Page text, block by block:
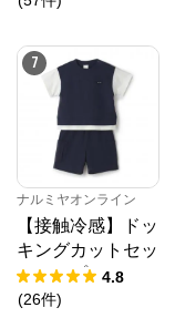
7
ナルミヤオンライン
【接触冷感】ドッ
キングカットセッ
トアップ
4.8
(26件)